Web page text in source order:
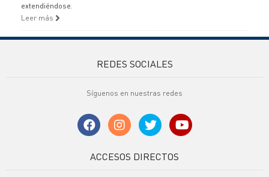
extendiéndose.
Leer más
REDES SOCIALES
Síguenos en nuestras redes
ACCESOS DIRECTOS